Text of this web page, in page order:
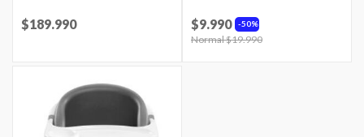
Price reduced from
$189.990to 50%
$9.990
Price reduced from
Normal $19.990